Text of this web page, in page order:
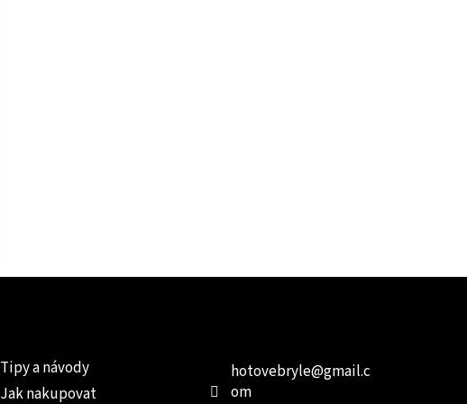
Tipy a návody
Jak nakupovat
hotovebryle@gmail.c
om